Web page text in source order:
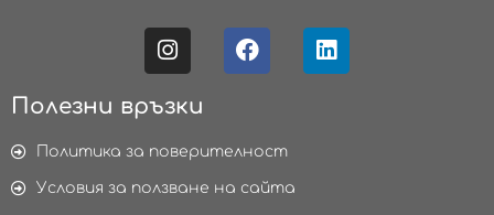
Полезни връзки
Политика за поверителност
Условия за ползване на сайта